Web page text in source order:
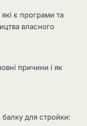
є програми та
власного
причини і як
для стройки: